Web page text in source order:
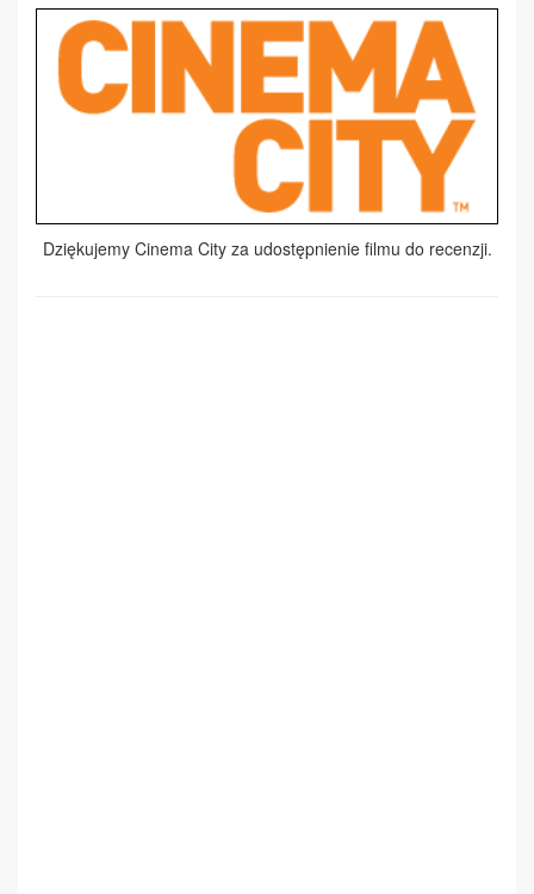
Dziękujemy Cinema City za udostępnienie filmu do recenzji.